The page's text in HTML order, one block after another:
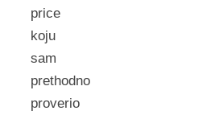
price
koju
sam
prethodno
proverio